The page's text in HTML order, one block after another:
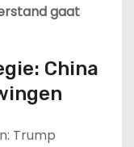
gaat
China
Trump